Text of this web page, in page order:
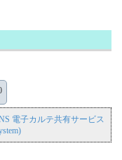
電子カルテ共有サービス